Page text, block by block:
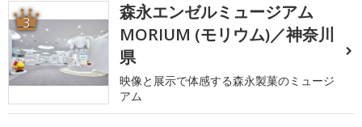
3
森永エンゼルミュージアム
MORIUM (モリウム)／神奈川
県
映像と展示で体感する森永製菓のミュージ
アム